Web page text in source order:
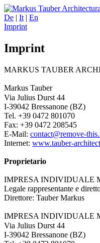
De | It | En
Imprint
Imprint
MARKUS TAUBER
Markus Tauber
Via Julius Durst 44
I-39042 Bressanone (BZ)
Tel. +39 0472 801070
Fax: +39 0472 208545
E-Mail: contact@remove-this.
Internet: www.tauber-
Proprietario
IMPRESA INDIVIDUALE
Legale rappresentante e
Direttore: Tauber Markus
IMPRESA INDIVIDUALE
Via Julius Durst 44
I-39042 Bressanone (BZ)